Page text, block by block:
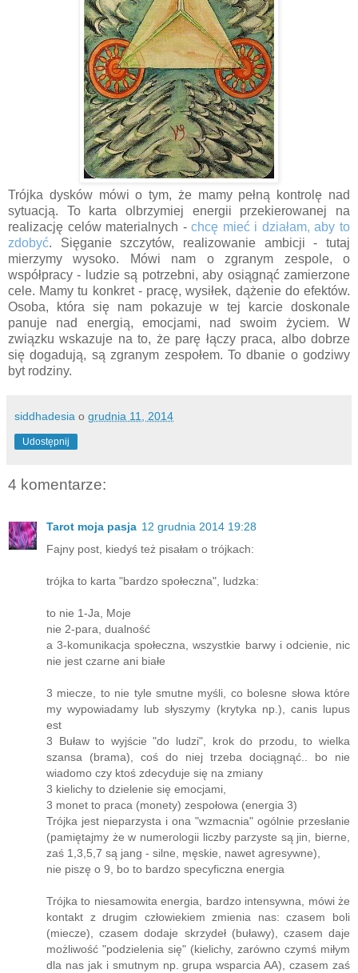
Trójka dysków mówi o tym, że mamy pełną kontrolę nad
sytuacją. To karta olbrzymiej energii przekierowanej na
realizację celów materialnych -chcę mieć i działam, aby to
zdobyć. Sięganie szczytów, realizowanie ambicji - tutaj
mierzymy wysoko. Mówi nam o zgranym zespole, o
współpracy - ludzie są potrzebni, aby osiągnąć zamierzone
cele. Mamy tu konkret - pracę, wysiłek, dążenie do efektów.
Osoba, która się nam pokazuje w tej karcie doskonale
panuje nad energią, emocjami, nad swoim życiem. W
związku wskazuje na to, że parę łączy praca, albo dobrze
się dogadują, są zgranym zespołem. To dbanie o godziwy
byt rodziny.
siddhadesia o grudnia 11, 2014
Udostępnij
4 komentarze:
Tarot moja pasja 12 grudnia 2014 19:28
Fajny post, kiedyś też pisałam o trójkach:
trójka to karta "bardzo społeczna", ludzka:
to nie 1-Ja, Moje
nie 2-para, dualność
a 3-komunikacja społeczna, wszystkie barwy i odcienie, nic
nie jest czarne ani białe
3 miecze, to nie tyle smutne myśli, co bolesne słowa które
my wypowiadamy lub słyszymy (krytyka np.), canis lupus
est
3 Buław to wyjście "do ludzi", krok do przodu, to wielka
szansa (brama), coś do niej trzeba dociągnąć.. bo nie
wiadomo czy ktoś zdecyduje się na zmiany
3 kielichy to dzielenie się emocjami,
3 monet to praca (monety) zespołowa (energia 3)
Trójka jest nieparzysta i ona "wzmacnia" ogólnie przesłanie
(pamiętajmy że w numerologii liczby parzyste są jin, bierne,
zaś 1,3,5,7 są jang - silne, męskie, nawet agresywne),
nie piszę o 9, bo to bardzo specyficzna energia
Trójka to niesamowita energia, bardzo intensywna, mówi że
kontakt z drugim człowiekiem zmienia nas: czasem boli
(miecze), czasem dodaje skrzydeł (buławy), czasem daje
możliwość "podzielenia się" (kielichy, zarówno czymś miłym
dla nas jak i smutnym np. grupa wsparcia AA), czasem zaś